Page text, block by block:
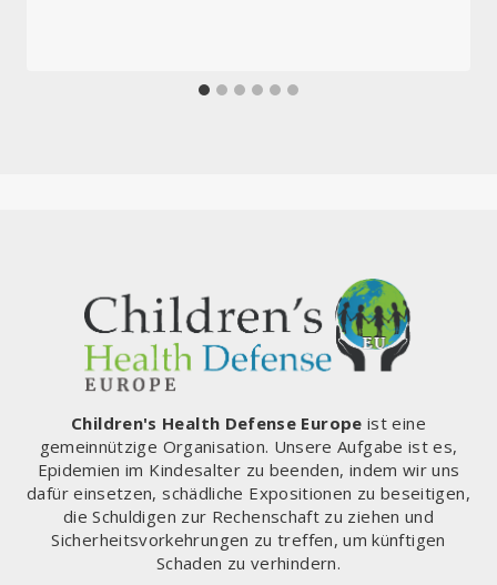
Children's Health Defense Europe ist eine
gemeinnützige Organisation. Unsere Aufgabe ist es,
Epidemien im Kindesalter zu beenden, indem wir uns
dafür einsetzen, schädliche Expositionen zu beseitigen,
die Schuldigen zur Rechenschaft zu ziehen und
Sicherheitsvorkehrungen zu treffen, um künftigen
Schaden zu verhindern.